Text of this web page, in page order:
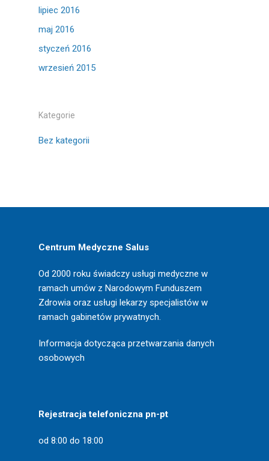
lipiec 2016
maj 2016
styczeń 2016
wrzesień 2015
Kategorie
Bez kategorii
Centrum Medyczne Salus
Od 2000 roku świadczy usługi medyczne w
ramach umów z Narodowym Funduszem
Zdrowia oraz usługi lekarzy specjalistów w
ramach gabinetów prywatnych.
Informacja dotycząca przetwarzania danych
osobowych
Rejestracja telefoniczna pn-pt
od 8:00 do 18:00